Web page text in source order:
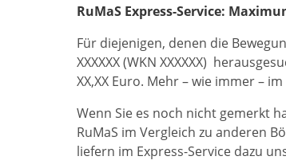
RuMaS Express-Service:
Für diejenigen, denen die
XXXXXX (WKN XXXXXX)
XX,XX Euro. Mehr – wie immer – im
Wenn Sie es noch nicht gemerkt
RuMaS im Vergleich zu anderen
liefern im Express-Service dazu